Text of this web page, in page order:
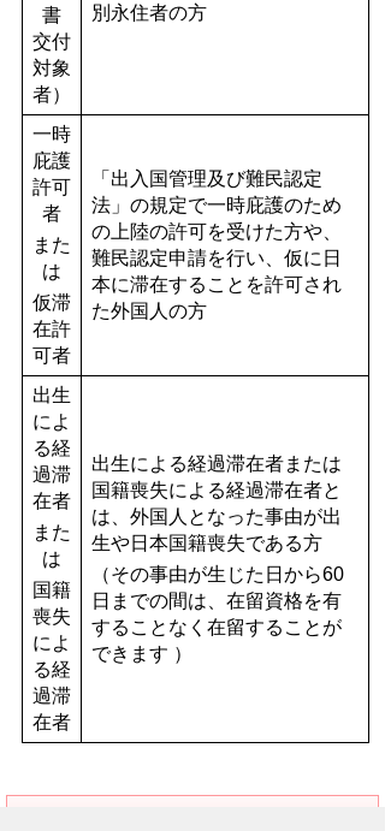
書
交付
対象
者）
別永住者の方
一時
庇護
許可
者
また
は
仮滞
在許
可者
「出入国管理及び難民認定
法」の規定で一時庇護のため
の上陸の許可を受けた方や、
難民認定申請を行い、仮に日
本に滞在することを許可され
た外国人の方
出生
によ
る経
過滞
在者
また
は
国籍
喪失
によ
る経
過滞
在者
出生による経過滞在者または
国籍喪失による経過滞在者と
は、外国人となった事由が出
生や日本国籍喪失である方
（その事由が生じた日から60
日までの間は、在留資格を有
することなく在留することが
できます ）